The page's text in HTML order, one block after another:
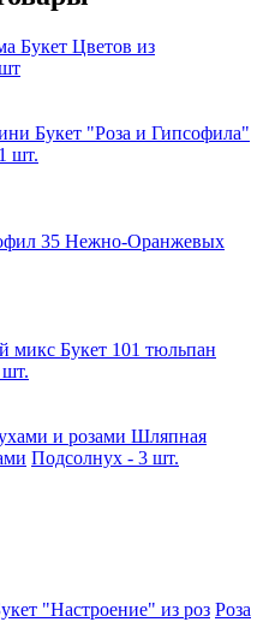
Букет Цветов из
Букет "Роза и Гипсофила"
шт.
35 Нежно-Оранжевых
Букет 101 тюльпан
Шляпная
Подсолнух - 3 шт.
"Настроение" из роз Роза